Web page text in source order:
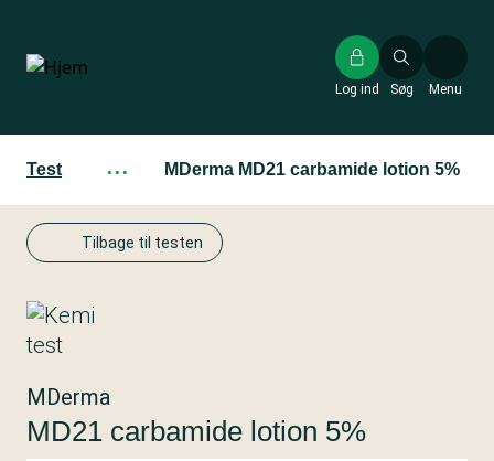
hovedindhold
Søg
Log ind Menu
Test ··· MDerma MD21 carbamide lotion 5%
Tilbage til testen
MDerma
MD21 carbamide lotion 5%